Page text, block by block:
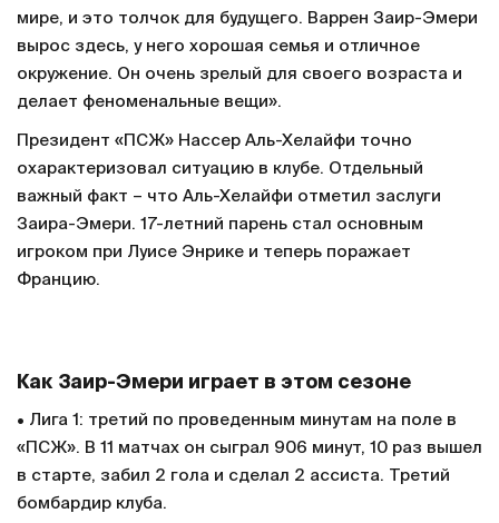
мире, и это толчок для будущего. Варрен Заир-Эмери
вырос здесь, у него хорошая семья и отличное
окружение. Он очень зрелый для своего возраста и
делает феноменальные вещи».
Президент «ПСЖ» Нассер Аль-Хелайфи точно
охарактеризовал ситуацию в клубе. Отдельный
важный факт – что Аль-Хелайфи отметил заслуги
Заира-Эмери. 17-летний парень стал основным
игроком при Луисе Энрике и теперь поражает
Францию.
Как Заир-Эмери играет в этом сезоне
• Лига 1: третий по проведенным минутам на поле в
«ПСЖ». В 11 матчах он сыграл 906 минут, 10 раз вышел
в старте, забил 2 гола и сделал 2 ассиста. Третий
бомбардир клуба.